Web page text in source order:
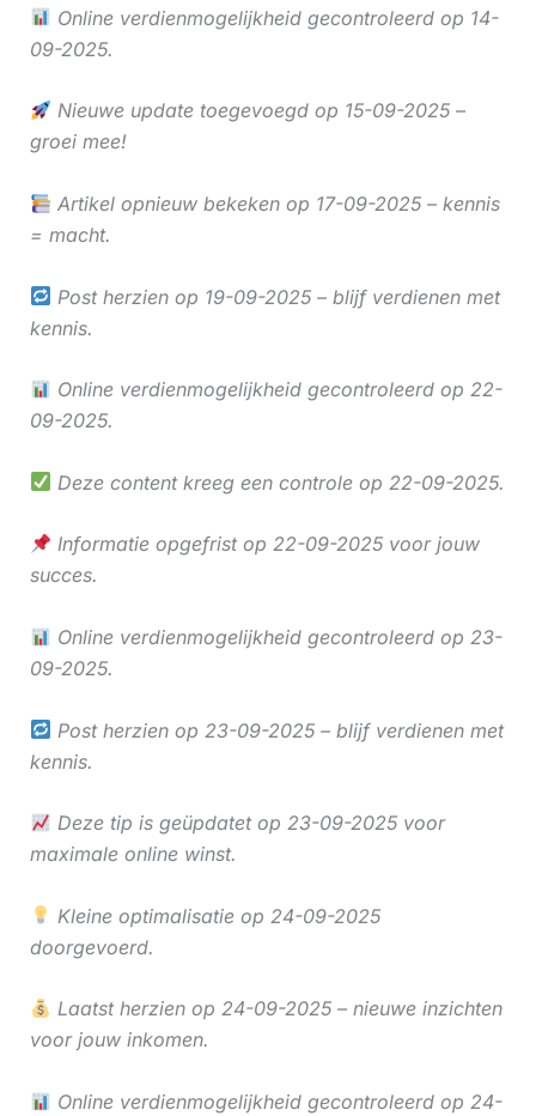
Online verdienmogelijkheid gecontroleerd op 14-
09-2025.
Nieuwe update toegevoegd op 15-09-2025 –
groei mee!
Artikel opnieuw bekeken op 17-09-2025 – kennis
= macht.
Post herzien op 19-09-2025 – blijf verdienen met
kennis.
Online verdienmogelijkheid gecontroleerd op 22-
09-2025.
Deze content kreeg een controle op 22-09-2025.
Informatie opgefrist op 22-09-2025 voor jouw
succes.
Online verdienmogelijkheid gecontroleerd op 23-
09-2025.
Post herzien op 23-09-2025 – blijf verdienen met
kennis.
Deze tip is geüpdatet op 23-09-2025 voor
maximale online winst.
Kleine optimalisatie op 24-09-2025
doorgevoerd.
Laatst herzien op 24-09-2025 – nieuwe inzichten
voor jouw inkomen.
Online verdienmogelijkheid gecontroleerd op 24-